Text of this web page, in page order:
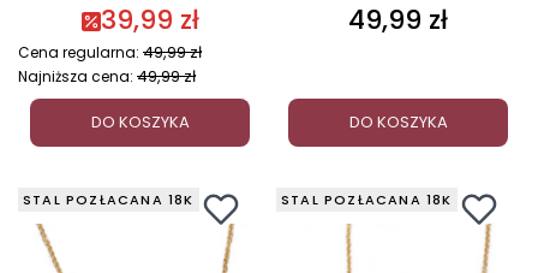
39,99 zł
Cena regularna: 49,99 zł
Najniższa cena: 49,99 zł
DO KOSZYKA
Cena
49,99 zł
DO KOSZYKA
STAL POZŁACANA 18K STAL POZŁACANA 18K